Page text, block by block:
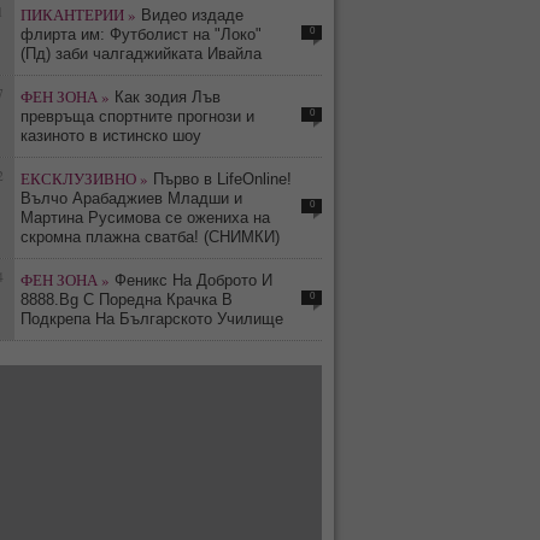
ПИКАНТЕРИИ » Видео издаде
флирта им: Футболист на "Локо"
(Пд) заби чалгаджийката Ивайла
0
ФЕН ЗОНА » Как зодия Лъв
превръща спортните прогнози и
казиното в истинско шоу
0
ЕКСКЛУЗИВНО » Първо в LifeOnline!
Вълчо Арабаджиев Младши и
Мартина Русимова сe oжениха на
скромна плажна сватба! (СНИМКИ)
0
ФЕН ЗОНА » Феникс На Доброто И
8888.Bg С Поредна Крачка В
Подкрепа На Българското Училище
0